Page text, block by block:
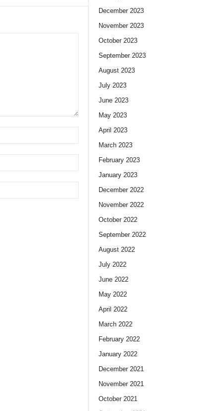
December 2023
November 2023
October 2023
September 2023
August 2023
July 2023
June 2023
May 2023
April 2023
March 2023
February 2023
January 2023
December 2022
November 2022
October 2022
September 2022
August 2022
July 2022
June 2022
May 2022
April 2022
March 2022
February 2022
January 2022
December 2021
November 2021
October 2021